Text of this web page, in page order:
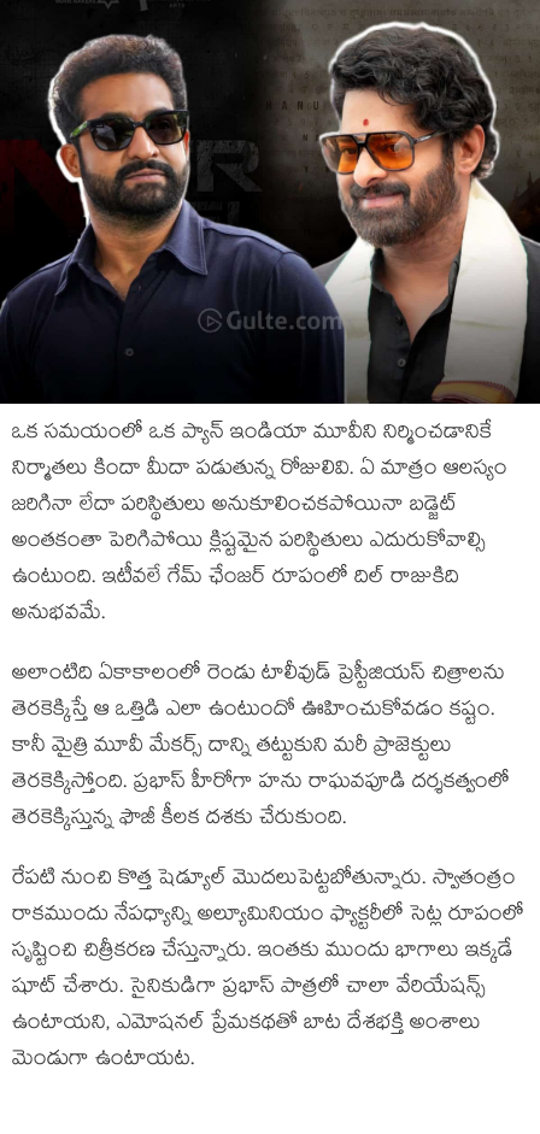
ఒక సమయంలో ఒక ప్యాన్ ఇండియా మూవీని నిర్మించడానికే
నిర్మాతలు కిందా మీదా పడుతున్న రోజులివి. ఏ మాత్రం ఆలస్యం
జరిగినా లేదా పరిస్థితులు అనుకూలించకపోయినా బడ్జెట్
అంతకంతా పెరిగిపోయి క్లిష్టమైన పరిస్థితులు ఎదురుకోవాల్సి
ఉంటుంది. ఇటీవలే గేమ్ ఛేంజర్ రూపంలో దిల్ రాజుకిది
అనుభవమే.
అలాంటిది ఏకాకాలంలో రెండు టాలీవుడ్ ప్రెస్టీజియస్ చిత్రాలను
తెరకెక్కిస్తే ఆ ఒత్తిడి ఎలా ఉంటుందో ఊహించుకోవడం కష్టం.
కానీ మైత్రి మూవీ మేకర్స్ దాన్ని తట్టుకుని మరీ ప్రాజెక్టులు
తెరకెక్కిస్తోంది. ప్రభాస్ హీరోగా హను రాఘవపూడి దర్శకత్వంలో
తెరకెక్కిస్తున్న ఫౌజీ కీలక దశకు చేరుకుంది.
రేపటి నుంచి కొత్త షెడ్యూల్ మొదలుపెట్టబోతున్నారు. స్వాతంత్రం
రాకముందు నేపధ్యాన్ని అల్యూమినియం ఫ్యాక్టరీలో సెట్ల రూపంలో
సృష్టించి చిత్రీకరణ చేస్తున్నారు. ఇంతకు ముందు భాగాలు ఇక్కడే
షూట్ చేశారు. సైనికుడిగా ప్రభాస్ పాత్రలో చాలా వేరియేషన్స్
ఉంటాయని, ఎమోషనల్ ప్రేమకథతో బాట దేశభక్తి అంశాలు
మెండుగా ఉంటాయట.